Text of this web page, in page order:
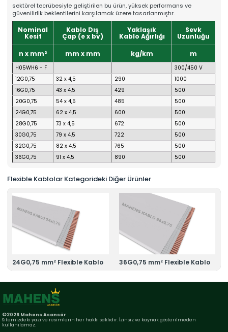
sektörel tecrübesiyle geliştirilen bu ürün, yüksek performans ve
güvenilirlik beklentilerini karşılamak üzere tasarlanmıştır.
Nominal
Kesit
Kablo Dış
Çap (e x bv)
Yaklaşık
Kablo Ağırlığı
Sevk
Uzunluğu
n x mm²
mm x mm kg/km m
H05WH6 - F
300/450 V
12G0,75
32 x 4,5 290
1000
16G0,75
43 x 4,5 429
500
20G0,75
54 x 4,5 485
500
24G0,75
62 x 4,5 600
500
28G0,75
73 x 4,5 672
500
30G0,75
79 x 4,5 722
500
32G0,75
82 x 4,5 765
500
36G0,75
91 x 4,5 890 500
Flexible Kablolar Kategorideki Diğer Ürünler
24G0,75 mm² Flexible Kablo 36G0,75 mm² Flexible Kablo
©2026 Mahens Asansör
Sitemizdeki yazı ve resimlerin her hakkı saklıdır. İzinsiz ve kaynak gösterilmeden
kullanılamaz.